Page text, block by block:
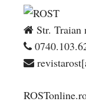
Str. Traian